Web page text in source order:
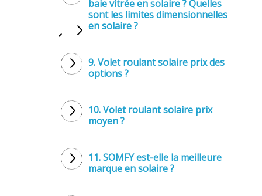
baie vitrée en solaire ?Quelles
sont les limites dimensionnelles
en solaire ?
9. Volet roulant solaire prix des
options ?
10. Volet roulant solaire prix
moyen ?
11. SOMFY est-elle la meilleure
marque en solaire ?